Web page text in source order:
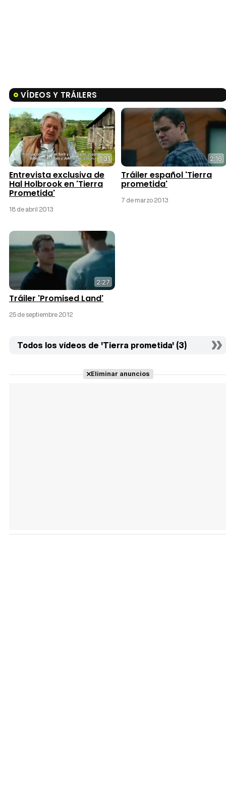
VÍDEOS Y TRÁILERS
1:31
Entrevista exclusiva de
Hal Holbrook en 'Tierra
Prometida'
18 de abril 2013
2:16
Tráiler español 'Tierra
prometida'
7 de marzo 2013
2:27
Tráiler 'Promised Land'
25 de septiembre 2012
Todos los vídeos de 'Tierra prometida' (3)
Eliminar anuncios